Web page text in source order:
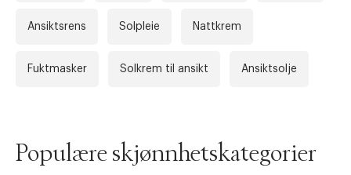
Ansiktsrens Solpleie Nattkrem
Fuktmasker Solkrem til ansikt Ansiktsolje
Populære skjønnhetskategorier